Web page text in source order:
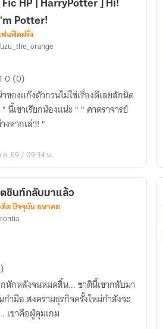
Fic HP | HarryPotter ] Hi!
Potter!
นฟิคฝรั่ง
0 (0)
ของแก๊งตัวกวนไม่ใช่เรื่องดีเลยสักนิด
นี้เขาเรียกน้องแน่ะ " " ศาตราจารย์
งหากเล่า! "
ย. 69 / 09:34 น.
ตชินท์กลับมาแล้ว
ต ปัจจุบัน อนาคต
หักหลังจนหมดสิ้น... ชาตินี้เขากลับมา
ำมือ สงครามธุรกิจครั้งใหม่กำลังจะ
เขาคือผู้คุมเกม